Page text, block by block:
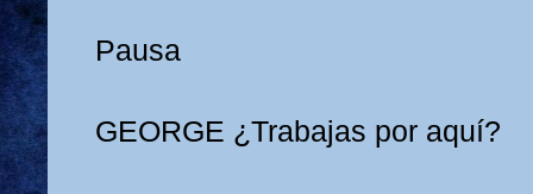
Pausa
GEORGE ¿Trabajas por aquí?